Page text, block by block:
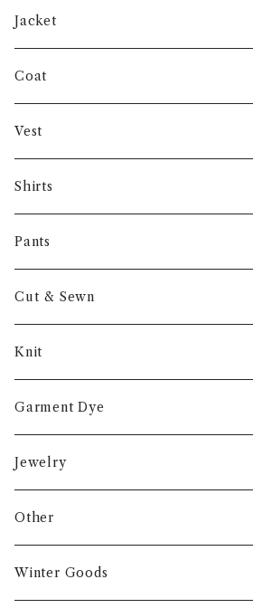
SHUREN
INVERTERE
Gambert
NORIEI
Other
Jacket
Coat
Vest
Shirts
Pants
Cut & Sewn
Knit
Garment Dye
Jewelry
Other
Winter Goods